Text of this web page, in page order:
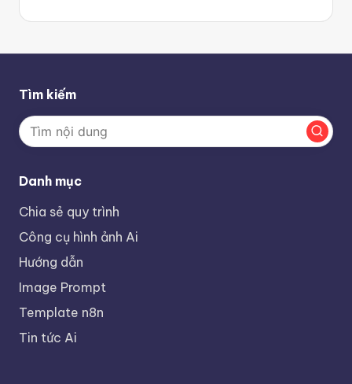
Tìm kiếm
Danh mục
Chia sẻ quy trình
Công cụ hình ảnh Ai
Hướng dẫn
Image Prompt
Template n8n
Tin tức Ai